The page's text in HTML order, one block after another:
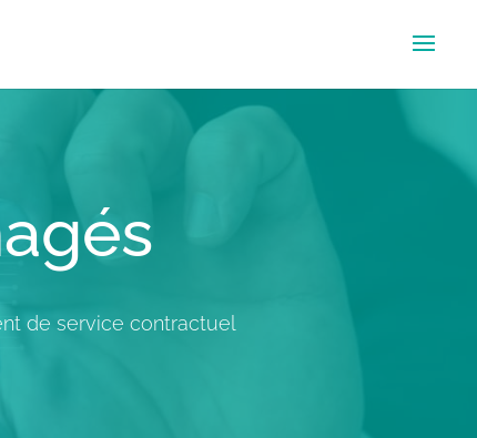
de service contractuel